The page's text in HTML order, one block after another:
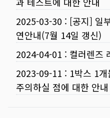
2025-03-30 : [공지] 일
연안내(7월 14일 갱신)
2024-04-01 : 컬러렌즈
2023-09-11 : 1박스 1
주의하실 점에 대한 안내